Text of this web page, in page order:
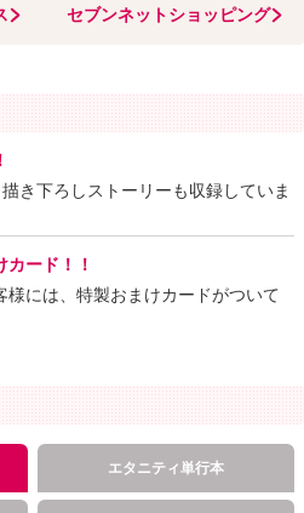
セブンネットショッピング
き下ろしストーリーも収録していま
ード！！
には、特製おまけカードがついて
エタニティ単行本